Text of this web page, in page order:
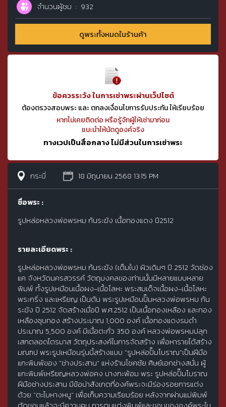
จำนวนผู้ชม 932
ดูพระทั้งหมดในร้านค้า
ข้อควรระวัง ในการเช่าพระผ่านเว็ปไซต์
ต้องตรวจสอบพระ และ ตกลงเงื่อนไขการรับประกัน ให้เรียบร้อย
หากไม่เคยติดต่อ หรือรู้จักผู้ให้เช่ามาก่อน
แนะนำให้นัดดูองค์จริง
ทางเวปเป็นสื่อกลาง ไม่มีส่วนในการเช่าพระ
กระบี่ 18 มิถุนายน 2568 13:15 PM
ชื่อพระ :
รูปหล่อหลวงพ่อพรหม ก้นระฆัง เนื้อทองแดง ปี2512
รายละเอียดพระ :
รูปหล่อหลวงพ่อพรหม ก้นระฆัง (เต็มใบ) ผิวเดิมๆ ปี 2512 วัดช่อง
แค จังหวัดนครสวรรค์ วัตถุมงคลของท่านนั้นมีหลายแบบหลาย
พิมพ์ ทั้งรูปเหมือนเนื้อผง-เนื้อโลหะ พระสมเด็จเนื้อผง-เนื้อโลหะ
พระกริ่ง และเหรียญ เป็นต้น พระรูปเหมือนปั๊มหลวงพ่อพรหม ก้น
ระฆัง ปี 2512 จัดสร้างเมื่อปี พ.ศ.2512 เป็นเนื้อทองเหลือง และทอง
เหลืองซุบทอง สร้างประมาณ 1,000 องค์ เนื้อทองแดงรมดำ
ประมาณ 5,500 องค์ มีเนื้อตะกั่ว 350 องค์ หลวงพ่อพรหมปลุก
เสกตลอดไตรมาส วัตถุประสงค์ในการจัดสร้าง เพื่อหารายได้สร้าง
มณฑป พระรูปเหมือนรุ่นนี้สร้างแบบ "รูปหล่อปั๊มโบราณ"เป็นฝีมือ
แกะพิมพ์ของ "ช่างประสาน" แห่งร้านโชคชัย ศิษย์เอกช่างสนั่น ผู้
แกะพิมพ์เหรียญหลวงพ่อคง บางกะพ้อม พระ รูปหล่อปั๊มโบราณ
ฝีมือช่างประสาน มีข้อน่าสังเกตที่องค์พระจะมีร่องรอยการแต่ง
ด้วย "ตะไบหางหนู" เพื่อเก็บความเรียบร้อย หลังจากผ่านแม่พิมพ์